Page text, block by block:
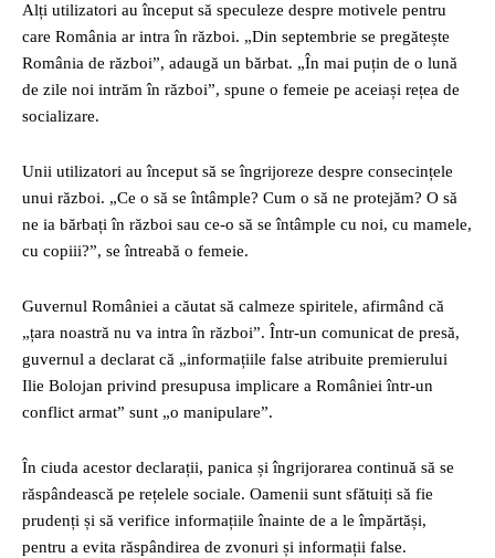
Alți utilizatori au început să speculeze despre motivele pentru
care România ar intra în război. „Din septembrie se pregătește
România de război”, adaugă un bărbat. „În mai puțin de o lună
de zile noi intrăm în război”, spune o femeie pe aceiași rețea de
socializare.
Unii utilizatori au început să se îngrijoreze despre consecințele
unui război. „Ce o să se întâmple? Cum o să ne protejăm? O să
ne ia bărbați în război sau ce-o să se întâmple cu noi, cu mamele,
cu copiii?”, se întreabă o femeie.
Guvernul României a căutat să calmeze spiritele, afirmând că
„țara noastră nu va intra în război”. Într-un comunicat de presă,
guvernul a declarat că „informațiile false atribuite premierului
Ilie Bolojan privind presupusa implicare a României într-un
conflict armat” sunt „o manipulare”.
În ciuda acestor declarații, panica și îngrijorarea continuă să se
răspândească pe rețelele sociale. Oamenii sunt sfătuiți să fie
prudenți și să verifice informațiile înainte de a le împărtăși,
pentru a evita răspândirea de zvonuri și informații false.